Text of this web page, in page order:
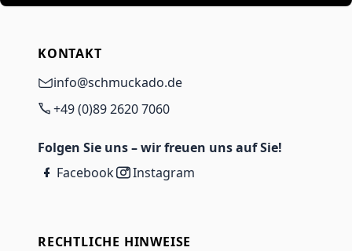
KONTAKT
info@schmuckado.de
+49 (0)89 2620 7060
Folgen Sie uns – wir freuen uns auf Sie!
Facebook
Instagram
RECHTLICHE HINWEISE